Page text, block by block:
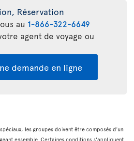
Réservation
au 1-866-322-6649
agent de voyage ou
demande en ligne
les groupes doivent être composés d'un
ensemble. Certaines conditions s'appliquent.